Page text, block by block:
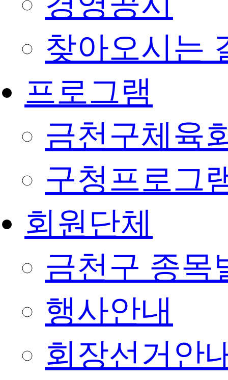
찾아오시는
프로그램
금천구체육
구청프로그
회원단체
금천구 종목
행사안내
회장선거안